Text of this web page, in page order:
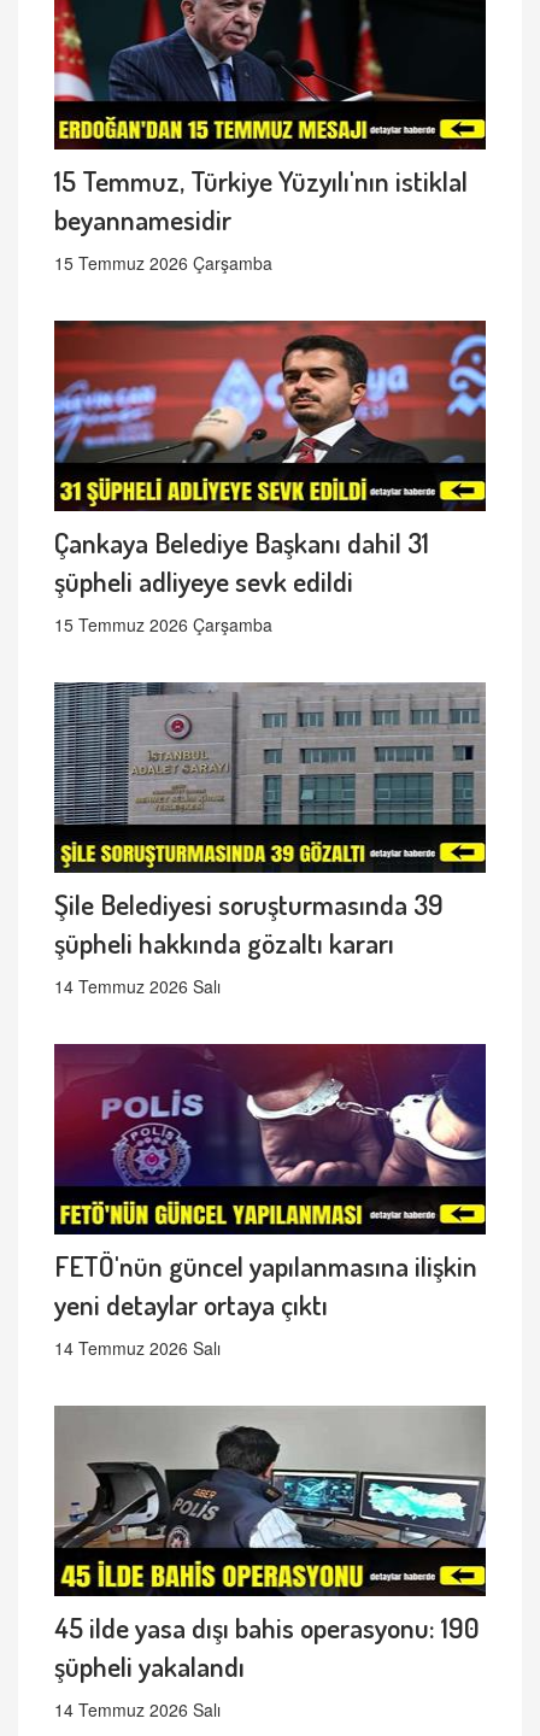
15 Temmuz, Türkiye Yüzyılı'nın istiklal
beyannamesidir
15 Temmuz 2026 Çarşamba
Çankaya Belediye Başkanı dahil 31
şüpheli adliyeye sevk edildi
15 Temmuz 2026 Çarşamba
Şile Belediyesi soruşturmasında 39
şüpheli hakkında gözaltı kararı
14 Temmuz 2026 Salı
FETÖ'nün güncel yapılanmasına ilişkin
yeni detaylar ortaya çıktı
14 Temmuz 2026 Salı
45 ilde yasa dışı bahis operasyonu: 190
şüpheli yakalandı
14 Temmuz 2026 Salı